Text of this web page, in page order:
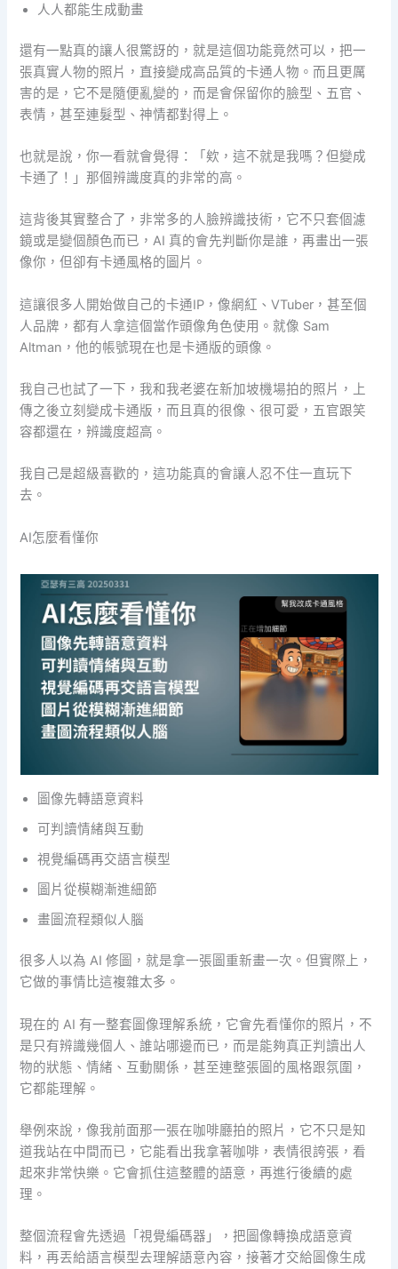
人人都能生成動畫
還有一點真的讓人很驚訝的，就是這個功能竟然可以，把一
張真實人物的照片，直接變成高品質的卡通人物。而且更厲
害的是，它不是隨便亂變的，而是會保留你的臉型、五官、
表情，甚至連髮型、神情都對得上。
也就是說，你一看就會覺得：「欸，這不就是我嗎？但變成
卡通了！」那個辨識度真的非常的高。
這背後其實整合了，非常多的人臉辨識技術，它不只套個濾
鏡或是變個顏色而已，AI 真的會先判斷你是誰，再畫出一張
像你，但卻有卡通風格的圖片。
這讓很多人開始做自己的卡通IP，像網紅、VTuber，甚至個
人品牌，都有人拿這個當作頭像角色使用。就像 Sam
Altman，他的帳號現在也是卡通版的頭像。
我自己也試了一下，我和我老婆在新加坡機場拍的照片，上
傳之後立刻變成卡通版，而且真的很像、很可愛，五官跟笑
容都還在，辨識度超高。
我自己是超級喜歡的，這功能真的會讓人忍不住一直玩下
去。
AI怎麼看懂你
圖像先轉語意資料
可判讀情緒與互動
視覺編碼再交語言模型
圖片從模糊漸進細節
畫圖流程類似人腦
很多人以為 AI 修圖，就是拿一張圖重新畫一次。但實際上，
它做的事情比這複雜太多。
現在的 AI 有一整套圖像理解系統，它會先看懂你的照片，不
是只有辨識幾個人、誰站哪邊而已，而是能夠真正判讀出人
物的狀態、情緒、互動關係，甚至連整張圖的風格跟氛圍，
它都能理解。
舉例來說，像我前面那一張在咖啡廳拍的照片，它不只是知
道我站在中間而已，它能看出我拿著咖啡，表情很誇張，看
起來非常快樂。它會抓住這整體的語意，再進行後續的處
理。
整個流程會先透過「視覺編碼器」，把圖像轉換成語意資
料，再丟給語言模型去理解語意內容，接著才交給圖像生成